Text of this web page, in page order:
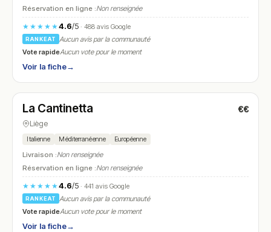
Réservation en ligne :Non renseignée
★★★★★4.6/5· 488 avis Google
RANKEAT
Aucun avis par la communauté
Vote rapideAucun vote pour le moment
Voir la fiche→
N° 11
La Cantinetta €€
Liège
Italienne Méditerranéenne Européenne
Livraison :Non renseignée
Réservation en ligne :Non renseignée
★★★★★4.6/5· 441 avis Google
RANKEAT
Aucun avis par la communauté
Vote rapideAucun vote pour le moment
Voir la fiche→